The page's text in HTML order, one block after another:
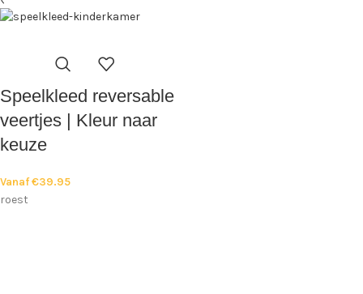
Speelkleed reversable
veertjes | Kleur naar
keuze
Vanaf€39.95
roest